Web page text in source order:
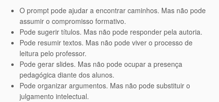
O prompt pode ajudar a encontrar caminhos. Mas não pode
assumir o compromisso formativo.
Pode sugerir títulos. Mas não pode responder pela autoria.
Pode resumir textos. Mas não pode viver o processo de
leitura pelo professor.
Pode gerar slides. Mas não pode ocupar a presença
pedagógica diante dos alunos.
Pode organizar argumentos. Mas não pode substituir o
julgamento intelectual.